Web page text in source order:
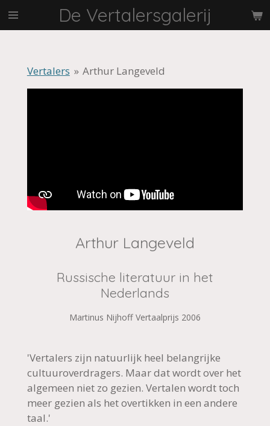
Ga
direct
hoofdinhoud
De Vertalersgalerij
Vertalers » Arthur Langeveld
Arthur Langeveld
Russische literatuur in het
Nederlands
Martinus Nijhoff Vertaalprijs 2006
'Vertalers zijn natuurlijk heel belangrijke
cultuuroverdragers. Maar dat wordt over het
algemeen niet zo gezien. Vertalen wordt toch
meer gezien als het overtikken in een andere
taal.'